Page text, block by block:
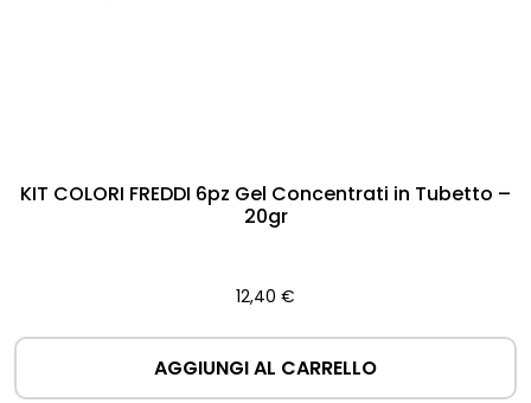
KIT COLORI FREDDI 6pz Gel Concentrati in Tubetto –
20gr
12,40 €
AGGIUNGI AL CARRELLO